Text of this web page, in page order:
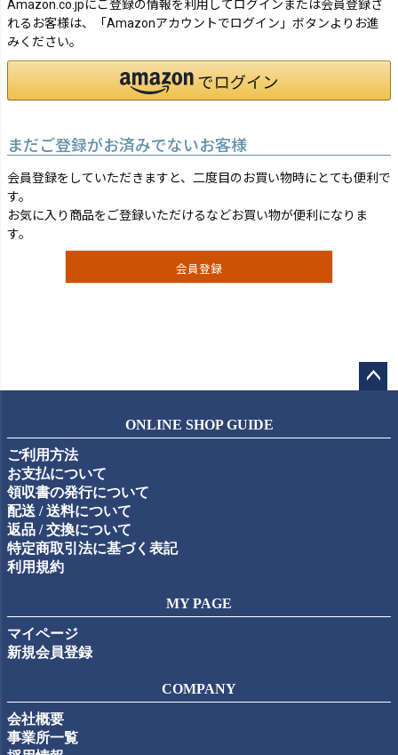
Amazon.co.jpにご登録の情報を利用してログインまたは会員登録さ
れるお客様は、「Amazonアカウントでログイン」ボタンよりお進
みください。
まだご登録がお済みでないお客様
会員登録をしていただきますと、二度目のお買い物時にとても便利で
す。
お気に入り商品をご登録いただけるなどお買い物が便利になりま
す。
会員登録
ップ
ONLINE SHOP GUIDE
ご利用方法
お支払について
領収書の発行について
配送 / 送料について
返品 / 交換について
特定商取引法に基づく表記
利用規約
MY PAGE
マイページ
新規会員登録
COMPANY
会社概要
事業所一覧